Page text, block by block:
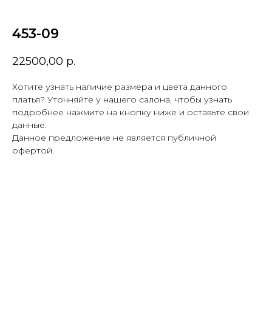
453-09
22500,00 р.
Хотите узнать наличие размера и цвета данного
платья? Уточняйте у нашего салона, чтобы узнать
подробнее нажмите на кнопку ниже и оставьте свои
данные.
Данное предложение не является публичной
офертой.